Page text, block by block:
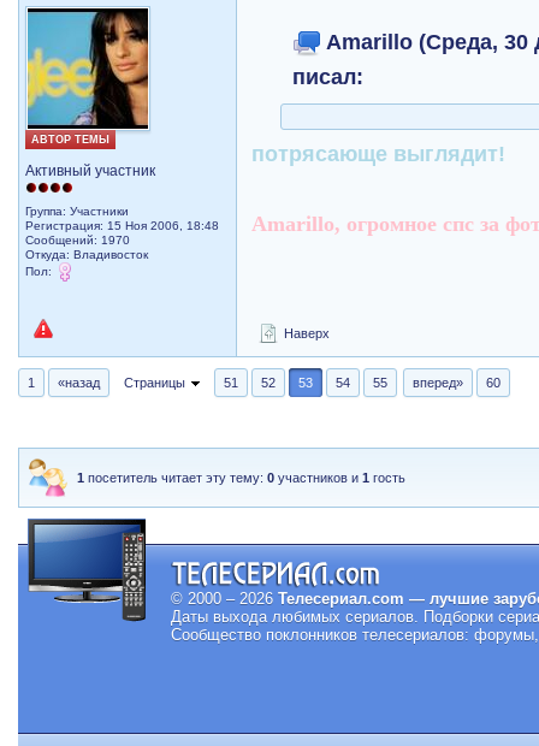
АВТОР ТЕМЫ
Активный участник
Группа: Участники
Регистрация: 15 Ноя 2006, 18:48
Сообщений: 1970
Откуда: Владивосток
Пол:
Amarillo (Среда, 30
писал:
потрясающе выглядит!
Amarillo, огромное спс за
Наверх
1 «назад Страницы 51 52 53 54 55 вперед» 60
1 посетитель читает эту тему:0 участников и1 гость
© 2000 – 2026 Телесериал.com — лучшие
Даты выхода любимых сериалов. Подборки
Сообщество поклонников телесериалов: